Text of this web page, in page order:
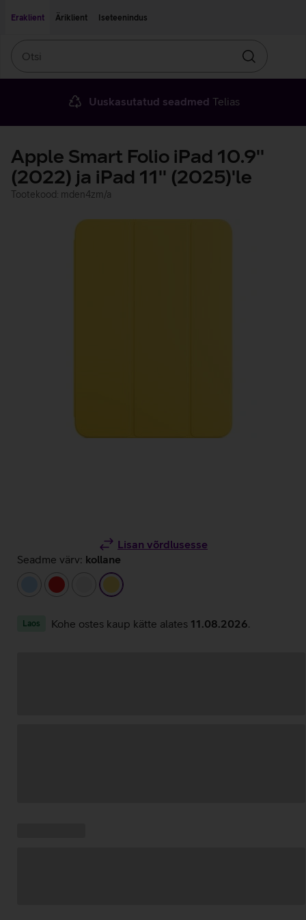
Eraklient
Äriklient Iseteenindus
Otsin
Uuskasutatud seadmed Telias
Apple Smart Folio iPad 10.9''
(2022) ja iPad 11'' (2025)'le
Tootekood: mden4zm/a
Lisan võrdlusesse
Seadme värv: kollane
helesininepunanevalge kollane
Laos Kohe ostes kaup kätte alates 11.08.2026